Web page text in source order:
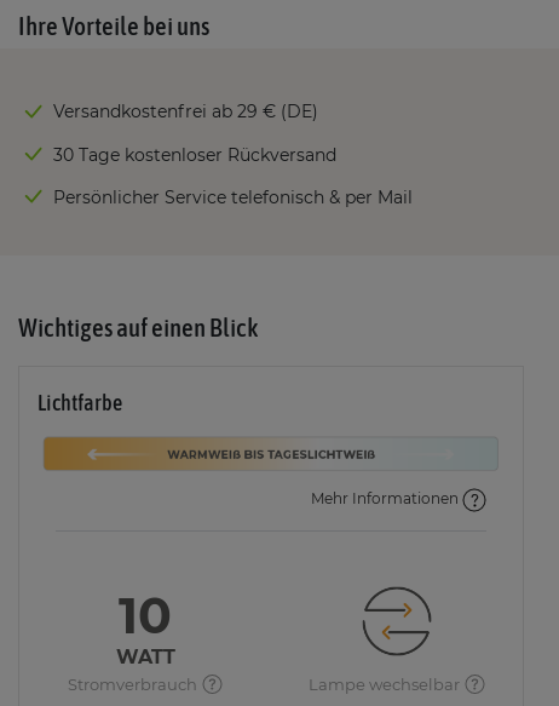
Ihre Vorteile bei uns
Versandkostenfrei ab 29 € (DE)
30 Tage kostenloser Rückversand
Persönlicher Service telefonisch & per Mail
Wichtiges auf einen Blick
Lichtfarbe
Mehr Informationen
10
WATT
Stromverbrauch Lampe wechselbar